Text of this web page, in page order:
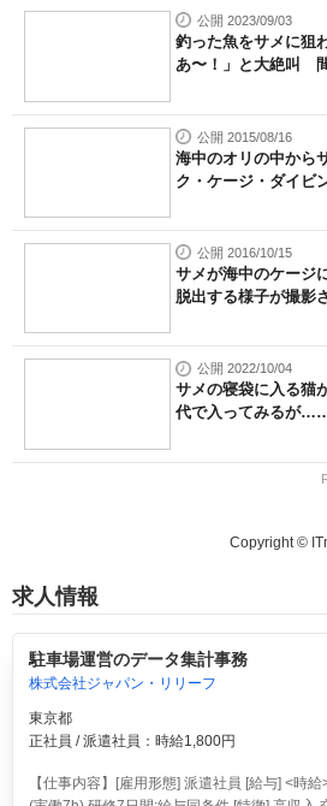
公開 2023/09/03
釣った魚をサメに狙
あ〜！」と大絶叫
公開 2015/08/16
海中のオリの中から
ク・ケージ・ダイビ
公開 2016/10/15
サメが海中のケー
脱出する様子が撮影
公開 2022/10/04
サメの寝袋に入る猫
代で入ってみるが
Copyright ©
求人情報
駐車場運営のデータ集計事務
株式会社ジャパン・リリーフ
東京都
正社員 / 派遣社員：時給1,800円
【仕事内容】[雇用形態] 派遣社員 [給与] <時